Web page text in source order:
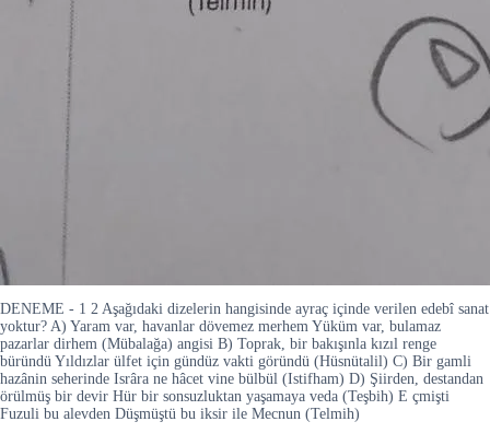
DENEME - 1 2 Aşağıdaki dizelerin hangisinde ayraç içinde verilen edebî sanat
yoktur? A) Yaram var, havanlar dövemez merhem Yüküm var, bulamaz
pazarlar dirhem (Mübalağa) angisi B) Toprak, bir bakışınla kızıl renge
büründü Yıldızlar ülfet için gündüz vakti göründü (Hüsnütalil) C) Bir gamli
hazânin seherinde Isrâra ne hâcet vine bülbül (Istifham) D) Şiirden, destandan
örülmüş bir devir Hür bir sonsuzluktan yaşamaya veda (Teşbih) E çmişti
Fuzuli bu alevden Düşmüştü bu iksir ile Mecnun (Telmih)